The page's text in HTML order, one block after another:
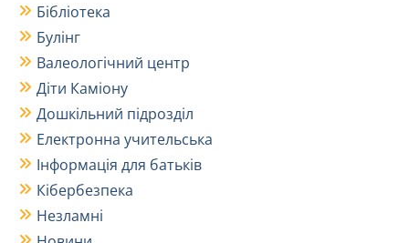
Бібліотека
Булінг
Валеологічний центр
Діти Каміону
Дошкільний підрозділ
Електронна учительська
Інформація для батьків
Кібербезпека
Незламні